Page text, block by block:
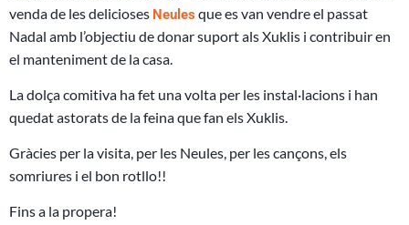
venda de les delicioses Neules que es van vendre el passat
Nadal amb l’objectiu de donar suport als Xuklis i contribuir en
el manteniment de la casa.
La dolça comitiva ha fet una volta per les instal·lacions i han
quedat astorats de la feina que fan els Xuklis.
Gràcies per la visita, per les Neules, per les cançons, els
somriures i el bon rotllo!!
Fins a la propera!